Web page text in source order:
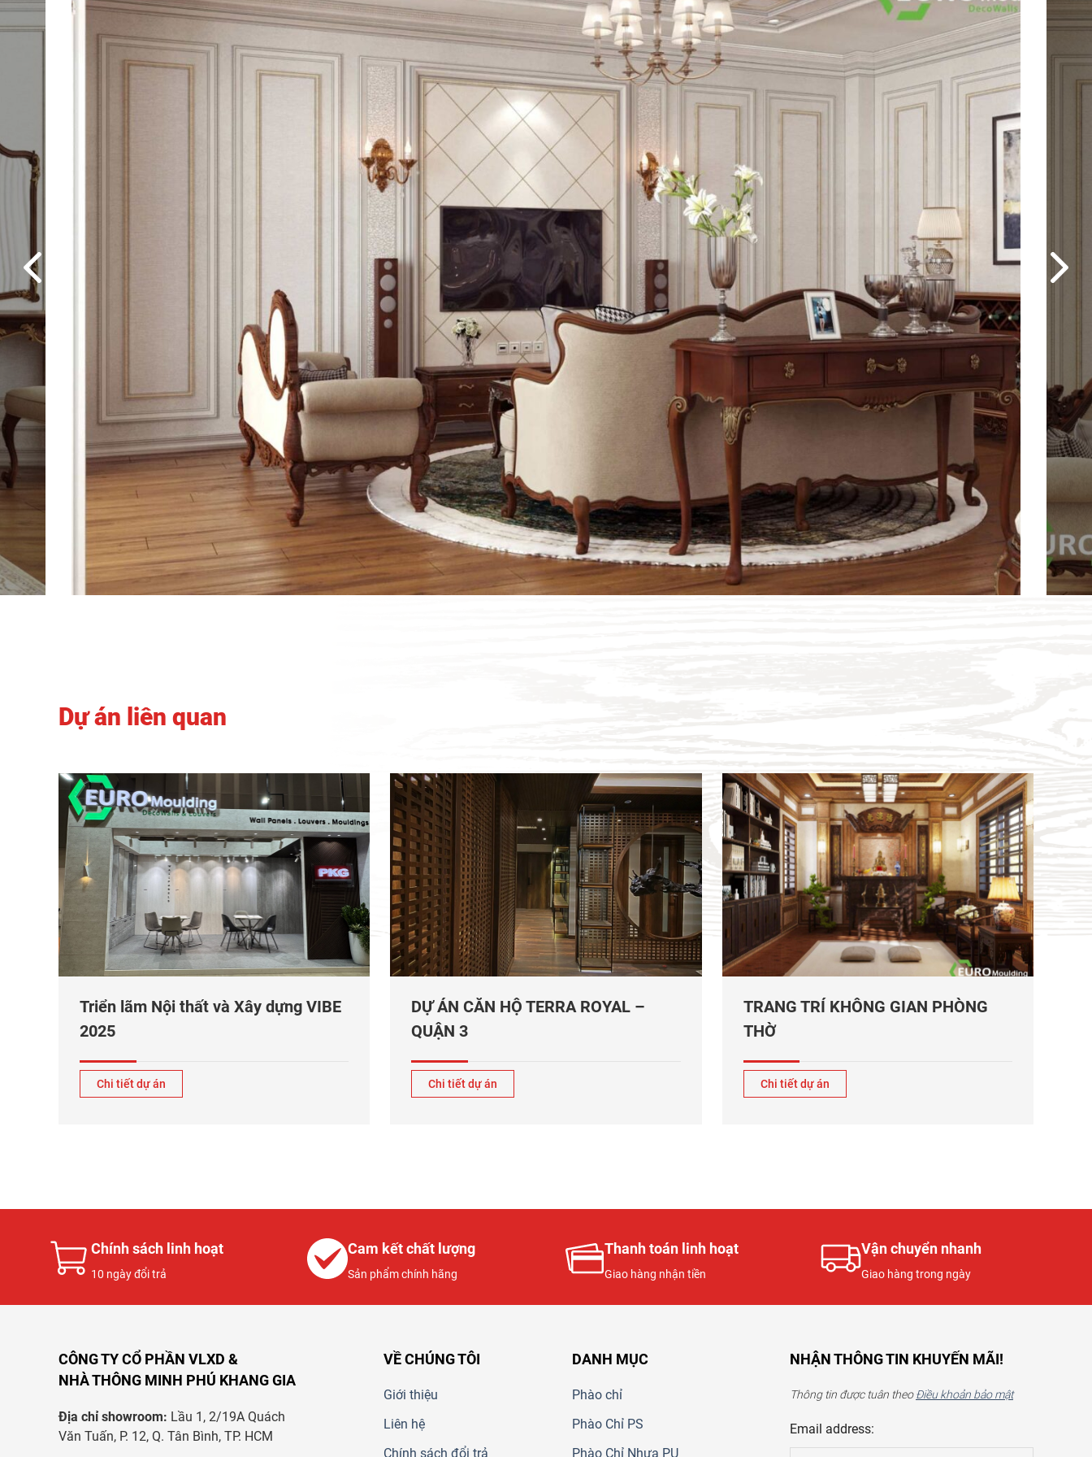
Dự án liên quan
Triển lãm Nội thất và Xây dựng VIBE
2025
Chi tiết dự án
DỰ ÁN CĂN HỘ TERRA ROYAL –
QUẬN 3
Chi tiết dự án
TRANG TRÍ KHÔNG GIAN PHÒNG
THỜ
Chi tiết dự án
Chính sách linh hoạt
10 ngày đổi trả
Cam kết chất lượng
Sản phẩm chính hãng
Thanh toán linh hoạt
Giao hàng nhận tiền
Vận chuyển nhanh
Giao hàng trong ngày
CÔNG TY CỔ PHẦN VLXD &
NHÀ THÔNG MINH PHÚ KHANG GIA
Địa chỉ showroom: Lầu 1, 2/19A Quách
Văn Tuấn, P. 12, Q. Tân Bình, TP. HCM
VỀ CHÚNG TÔI
Giới thiệu
Liên hệ
Chính sách đổi trả
DANH MỤC
Phào chỉ
Phào Chỉ PS
Phào Chỉ Nhựa PU
NHẬN THÔNG TIN KHUYẾN MÃI!
Thông tin được tuân theoĐiều khoản bảo mật
Email address: